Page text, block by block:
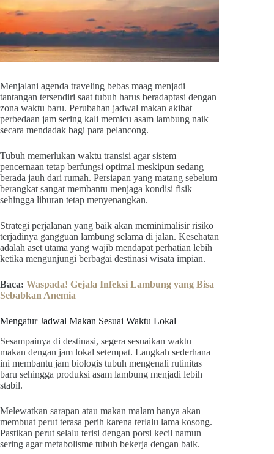
Menjalani agenda traveling bebas maag menjadi
tantangan tersendiri saat tubuh harus beradaptasi dengan
zona waktu baru. Perubahan jadwal makan akibat
perbedaan jam sering kali memicu asam lambung naik
secara mendadak bagi para pelancong.
Tubuh memerlukan waktu transisi agar sistem
pencernaan tetap berfungsi optimal meskipun sedang
berada jauh dari rumah. Persiapan yang matang sebelum
berangkat sangat membantu menjaga kondisi fisik
sehingga liburan tetap menyenangkan.
Strategi perjalanan yang baik akan meminimalisir risiko
terjadinya gangguan lambung selama di jalan. Kesehatan
adalah aset utama yang wajib mendapat perhatian lebih
ketika mengunjungi berbagai destinasi wisata impian.
Baca: Waspada! Gejala Infeksi Lambung yang Bisa
Sebabkan Anemia
Mengatur Jadwal Makan Sesuai Waktu Lokal
Sesampainya di destinasi, segera sesuaikan waktu
makan dengan jam lokal setempat. Langkah sederhana
ini membantu jam biologis tubuh mengenali rutinitas
baru sehingga produksi asam lambung menjadi lebih
stabil.
Melewatkan sarapan atau makan malam hanya akan
membuat perut terasa perih karena terlalu lama kosong.
Pastikan perut selalu terisi dengan porsi kecil namun
sering agar metabolisme tubuh bekerja dengan baik.